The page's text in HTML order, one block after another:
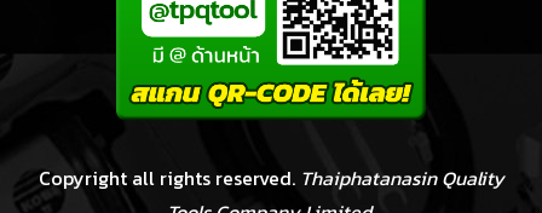
Copyright all rights reserved. Thaiphatanasin Quality